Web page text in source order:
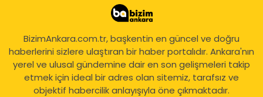
BizimAnkara.com.tr, başkentin en güncel ve doğru
haberlerini sizlere ulaştıran bir haber portalıdır. Ankara'nın
yerel ve ulusal gündemine dair en son gelişmeleri takip
etmek için ideal bir adres olan sitemiz, tarafsız ve
objektif habercilik anlayışıyla öne çıkmaktadır.